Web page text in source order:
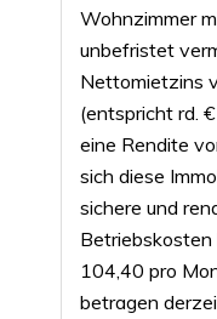
Wohnzimmer
unbefristet
Nettomietzins
(entspricht rd.
eine Rendite
sich diese
sichere und
104,40 pro
betragen